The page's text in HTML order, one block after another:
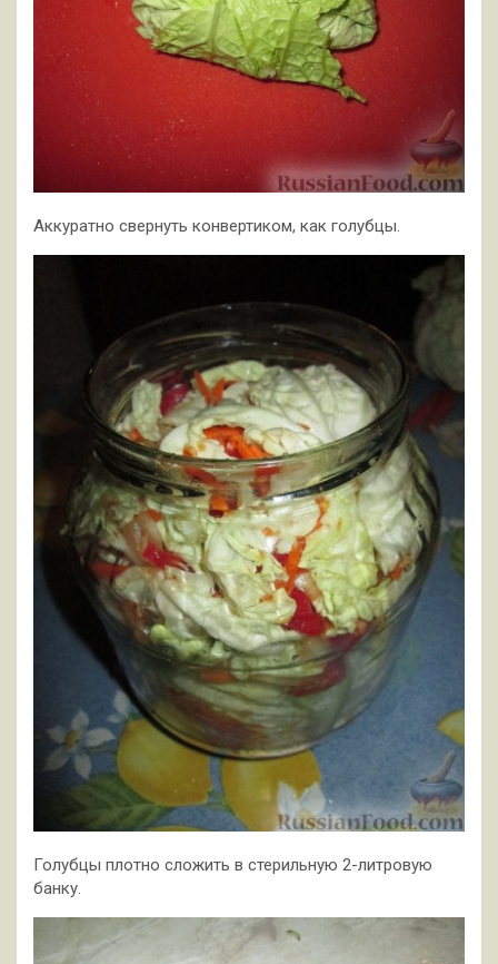
Аккуратно свернуть конвертиком, как голубцы.
Голубцы плотно сложить в стерильную 2-литровую
банку.